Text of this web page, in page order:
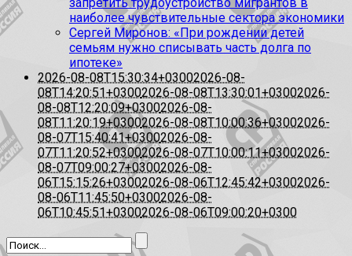
наиболее чувствительные сектора экономики
Сергей Миронов: «При рождении детей
семьям нужно списывать часть долга по
ипотеке»
2026-08-08T15:30:34+03002026-08-
08T14:20:51+03002026-08-08T13:30:01+03002026-
08-08T12:20:09+03002026-08-
08T11:20:19+03002026-08-08T10:00:36+03002026-
08-07T15:40:41+03002026-08-
07T11:20:52+03002026-08-07T10:00:11+03002026-
08-07T09:00:27+03002026-08-
06T15:15:26+03002026-08-06T12:45:42+03002026-
08-06T11:45:50+03002026-08-
06T10:45:51+03002026-08-06T09:00:20+0300